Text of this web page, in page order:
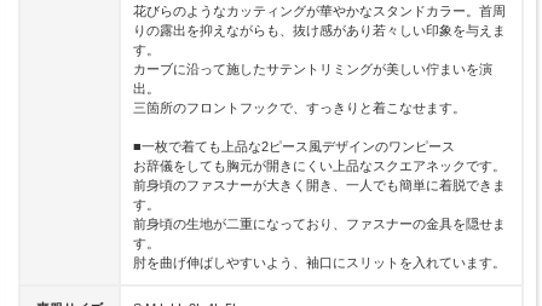
花びらのようなカッティングが華やかなスタンドカラー。首周
りの露出を抑えながらも、抜け感があり若々しい印象を与えま
す。
カーブに沿って施したサテントリミングが美しい佇まいを演
出。
三箇所のフロントフックで、すっきりと着こなせます。
■一枚で着ても上品な2ピース風デザインのワンピース
お辞儀をしても胸元が開きにくい上品なスクエアネックです。
前身頃のファスナーが大きく開き、一人でも簡単に着脱できま
す。
前身頃の生地が二重になっており、ファスナーの金具を隠せま
す。
肘を曲げ伸ばしやすいよう、袖口にスリットを入れています。